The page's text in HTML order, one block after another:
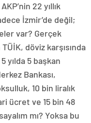
22 yıllık
İzmir’de değil;
var? Gerçek
döviz karşısında
yılda 5 başkan
Bankası,
10 bin liralık
ücret ve 15 bin 48
mı? Yoksa bu